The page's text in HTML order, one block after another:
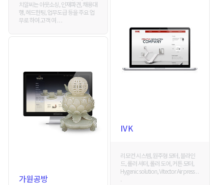
치알씨는 아웃소싱, 인재파견, 채용대
행, 헤드헌팅, 업무도급 등을 주요 업
무로 하여 고객 여 . . .
IVK
리모컨 시스템, 원주형 모터, 블라인
드, 롤러 셔터, 롤러 도어, 커튼 모터,
Hygenic solution, Vitector Air press . .
.
가원공방